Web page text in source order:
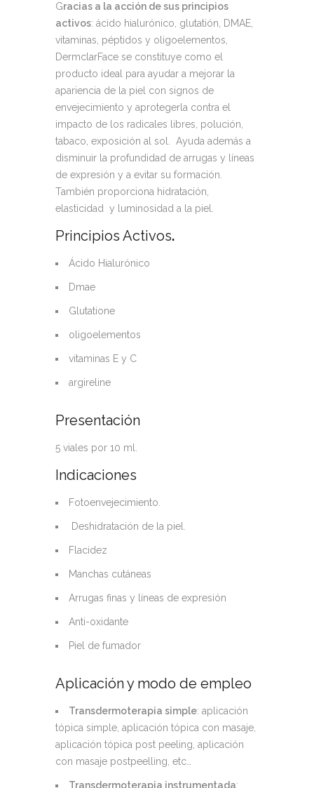
Gracias a la acción de sus principios
activos: ácido hialurónico, glutatión, DMAE,
vitaminas, péptidos y oligoelementos,
DermclarFace se constituye como el
producto ideal para ayudar a mejorar la
apariencia de la piel con signos de
envejecimiento y aprotegerla contra el
impacto de los radicales libres, polución,
tabaco, exposición al sol. Ayuda además a
disminuir la profundidad de arrugas y líneas
de expresión y a evitar su formación.
También proporciona hidratación,
elasticidad y luminosidad a la piel.
Principios Activos.
Ácido Hialurónico
Dmae
Glutatione
oligoelementos
vitaminas E y C
argireline
Presentación
5 viales por 10 ml.
Indicaciones
Fotoenvejecimiento.
Deshidratación de la piel.
Flacidez
Manchas cutáneas
Arrugas finas y líneas de expresión
Anti-oxidante
Piel de fumador
Aplicación y modo de empleo
Transdermoterapia simple: aplicación
tópica simple, aplicación tópica con masaje,
aplicación tópica post peeling, aplicación
con masaje postpeelling, etc…
Transdermoterapia instrumentada: